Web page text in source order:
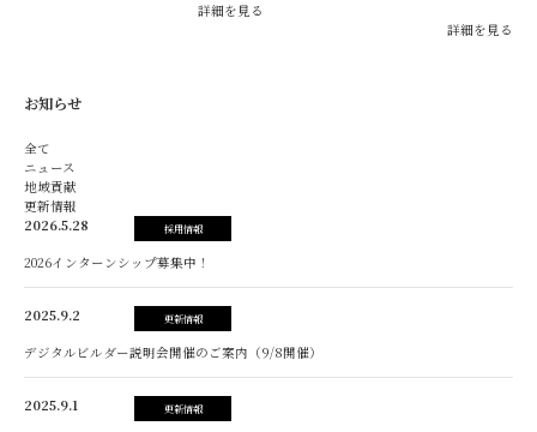
詳細を見る
詳細を見る
お知らせ
全て
ニュース
地域貢献
更新情報
2026.5.28
採用情報
2026インターンシップ募集中！
2025.9.2 更新情報
デジタルビルダー説明会開催のご案内（9/8開催）
2025.9.1 更新情報